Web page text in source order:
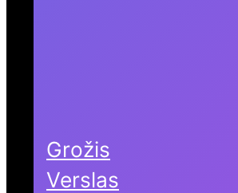
Grožis
Verslas